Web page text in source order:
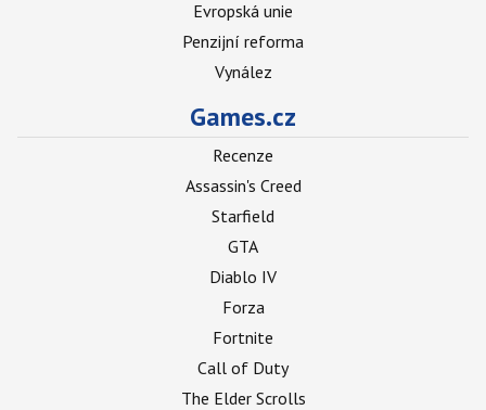
Evropská unie
Penzijní reforma
Vynález
Games.cz
Recenze
Assassin's Creed
Starfield
GTA
Diablo IV
Forza
Fortnite
Call of Duty
The Elder Scrolls